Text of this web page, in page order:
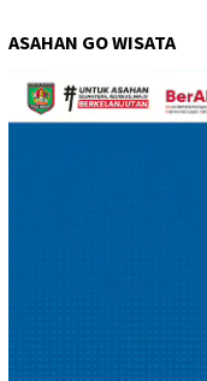
ASAHAN GO WISATA
Pemutar
Video